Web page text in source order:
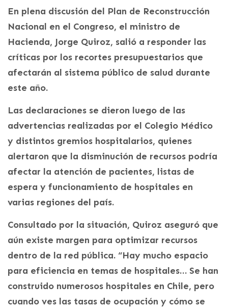
En plena discusión del Plan de Reconstrucción
Nacional en el Congreso, el ministro de
Hacienda, Jorge Quiroz, salió a responder las
críticas por los recortes presupuestarios que
afectarán al sistema público de salud durante
este año.
Las declaraciones se dieron luego de las
advertencias realizadas por el Colegio Médico
y distintos gremios hospitalarios, quienes
alertaron que la disminución de recursos podría
afectar la atención de pacientes, listas de
espera y funcionamiento de hospitales en
varias regiones del país.
Consultado por la situación, Quiroz aseguró que
aún existe margen para optimizar recursos
dentro de la red pública. “Hay mucho espacio
para eficiencia en temas de hospitales… Se han
construido numerosos hospitales en Chile, pero
cuando ves las tasas de ocupación y cómo se